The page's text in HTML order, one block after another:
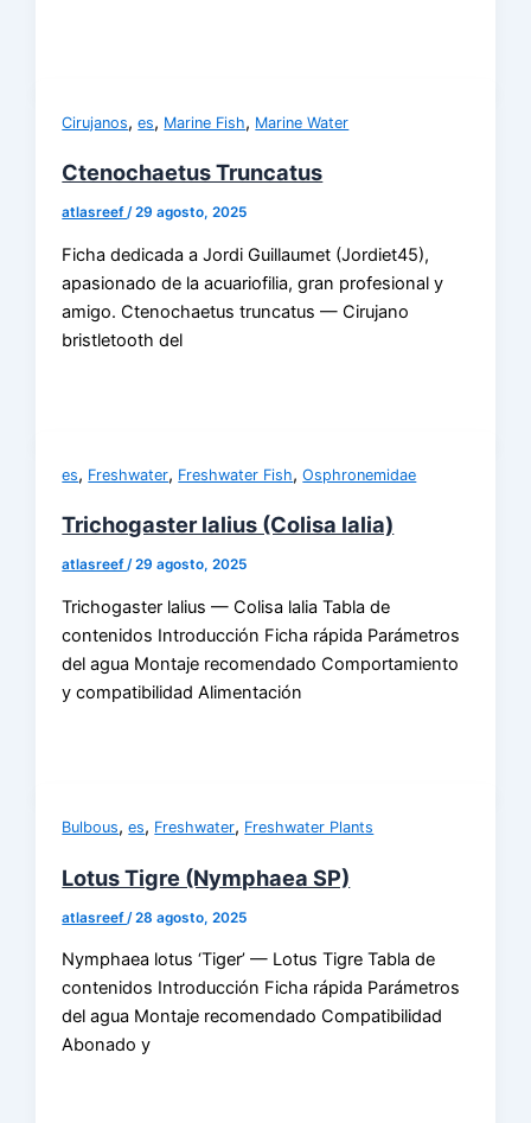
Cirujanos,es, Marine Fish, Marine Water
Ctenochaetus Truncatus
atlasreef/29 agosto, 2025
Ficha dedicada a Jordi Guillaumet (Jordiet45),
apasionado de la acuariofilia, gran profesional y
amigo. Ctenochaetus truncatus — Cirujano
bristletooth del
es, Freshwater, Freshwater Fish,Osphronemidae
Trichogaster lalius (Colisa lalia)
atlasreef/29 agosto, 2025
Trichogaster lalius — Colisa lalia Tabla de
contenidos Introducción Ficha rápida Parámetros
del agua Montaje recomendado Comportamiento
y compatibilidad Alimentación
Bulbous,es, Freshwater, Freshwater Plants
Lotus Tigre (Nymphaea SP)
atlasreef /28 agosto, 2025
Nymphaea lotus ‘Tiger’ — Lotus Tigre Tabla de
contenidos Introducción Ficha rápida Parámetros
del agua Montaje recomendado Compatibilidad
Abonado y